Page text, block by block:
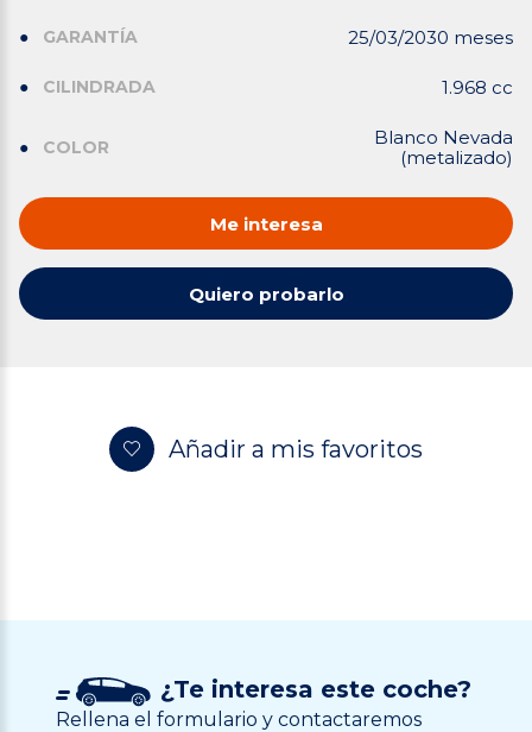
GARANTÍA 25/03/2030 meses
CILINDRADA 1.968 cc
COLOR
Blanco Nevada
(metalizado)
Me interesa
Quiero probarlo
Añadir a mis favoritos
¿Te interesa este coche?
Rellena el formulario y contactaremos